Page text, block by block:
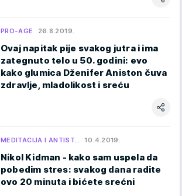
PRO-AGE 26.8.2019.
Ovaj napitak pije svakog jutra i ima
zategnuto telo u 50. godini: evo
kako glumica Dženifer Aniston čuva
zdravlje, mladolikost i sreću
MEDITACIJA I ANTIST… 10.4.2019.
Nikol Kidman - kako sam uspela da
pobedim stres: svakog dana radite
ovo 20 minuta i bićete srećni